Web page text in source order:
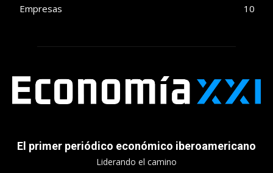
Empresas
10
El primer periódico económico iberoamericano
Liderando el camino